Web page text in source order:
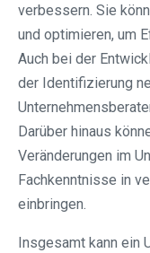
verbessern. Sie
und optimieren, um
Auch bei der
der Identifizierung
Darüber hinaus
Veränderungen im
Fachkenntnisse in
einbringen.
Insgesamt kann ein